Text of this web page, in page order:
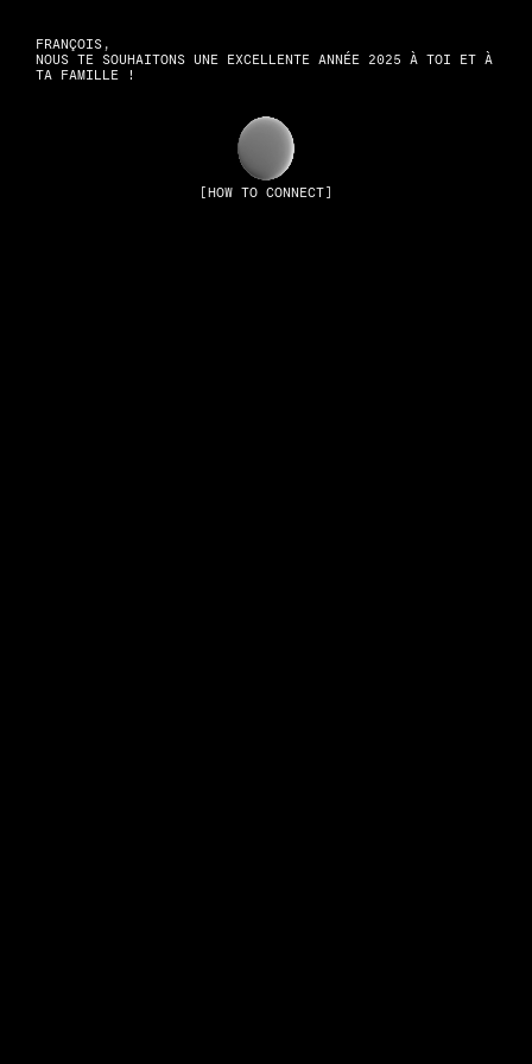
FRANÇOIS,
NOUS TE SOUHAITONS UNE EXCELLENTE ANNÉE 2025 À TOI ET À
TA FAMILLE !
[HOW TO CONNECT]